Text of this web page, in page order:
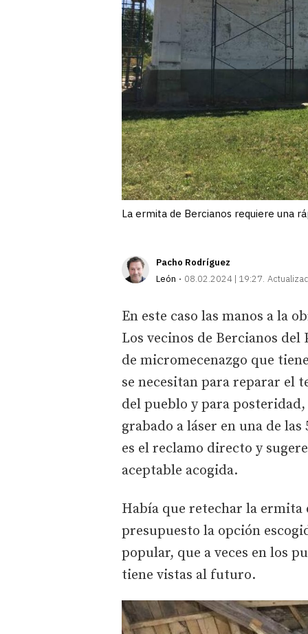
La ermita de Bercianos requiere una
Pacho Rodríguez
León
08.02.2024 | 19:27
En este caso las manos a la
Los vecinos de Bercianos
de micromecenazgo que
se necesitan para reparar el
del pueblo y para
grabado a láser en una de
es el reclamo directo y
aceptable acogida.
Había que retechar la ermita
presupuesto la opción
popular, que a veces en los
tiene vistas al futuro.